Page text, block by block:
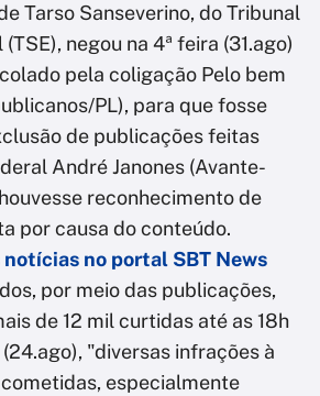
Tarso Sanseverino, do Tribunal
negou na 4ª feira (31.ago)
pela coligação Pelo bem
PL), para que fosse
de publicações feitas
André Janones (Avante-
reconhecimento de
por causa do conteúdo.
no portal SBT News
por meio das publicações,
de 12 mil curtidas até as 18h
"diversas infrações à
especialmente